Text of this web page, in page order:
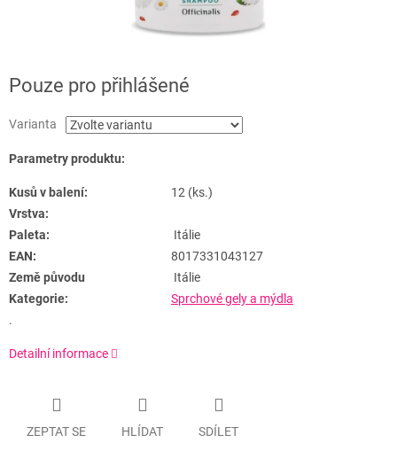
Pouze pro přihlášené
Varianta
Parametry produktu:
Kusů v balení:
12 (ks.)
Vrstva:
Paleta:
Itálie
EAN:
8017331043127
Země původu
Itálie
Kategorie:
Sprchové gely a mýdla
.
Detailní informace
ZEPTAT SE HLÍDAT SDÍLET